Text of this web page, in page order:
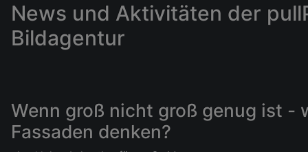
News und Aktivitäten der
Bildagentur
Wenn groß nicht groß genug ist -
Fassaden denken?